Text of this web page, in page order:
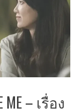
ME – เรื่อง